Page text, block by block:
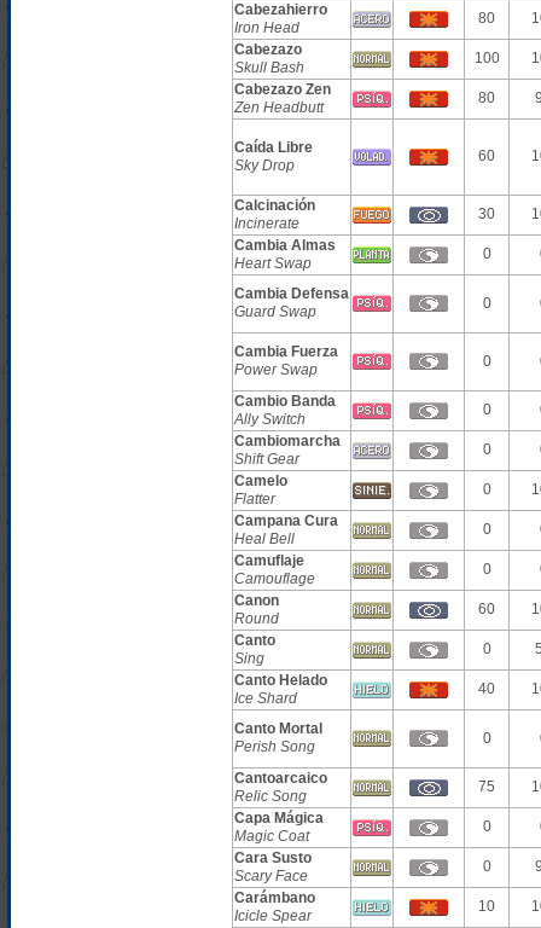
Cabezahierro
Iron Head
80
Cabezazo
Skull Bash
100
Cabezazo Zen
Zen Headbutt
80
Caída Libre
Sky Drop
60
Calcinación
Incinerate
30
Cambia Almas
Heart Swap
0
Cambia Defensa
Guard Swap
0
Cambia Fuerza
Power Swap
0
Cambio Banda
Ally Switch
0
Cambiomarcha
Shift Gear
0
Camelo
Flatter
0
Campana Cura
Heal Bell
0
Camuflaje
Camouflage
0
Canon
Round
60
Canto
Sing
0
Canto Helado
Ice Shard
40
Canto Mortal
Perish Song
0
Cantoarcaico
Relic Song
75
Capa Mágica
Magic Coat
0
Cara Susto
Scary Face
0
Carámbano
Icicle Spear
10